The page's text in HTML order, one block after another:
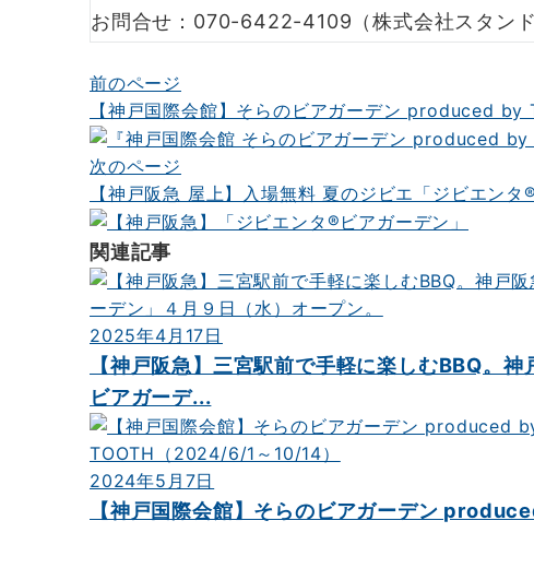
お問合せ：070-6422-4109（株式会社スタンド
投
稿
ナ
ビ
ゲ
ー
シ
ョ
ン
前のページ
【神戸国際会館】そらのビアガーデン produced
次のページ
【神戸阪急 屋上】入場無料 夏のジビエ「ジビエン
関連記事
2025年4月17日
【神戸阪急】三宮駅前で手軽に楽しむBBQ。神
ビアガーデ...
2024年5月7日
【神戸国際会館】そらのビアガーデン